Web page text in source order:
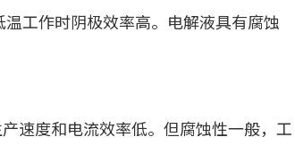
工作时阴极效率高。电解液具有腐蚀
速度和电流效率低。但腐蚀性一般，工